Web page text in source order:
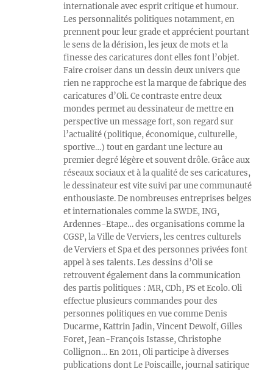
internationale avec esprit critique et humour.
Les personnalités politiques notamment, en
prennent pour leur grade et apprécient pourtant
le sens de la dérision, les jeux de mots et la
finesse des caricatures dont elles font l’objet.
Faire croiser dans un dessin deux univers que
rien ne rapproche est la marque de fabrique des
caricatures d’Oli. Ce contraste entre deux
mondes permet au dessinateur de mettre en
perspective un message fort, son regard sur
l’actualité (politique, économique, culturelle,
sportive…) tout en gardant une lecture au
premier degré légère et souvent drôle. Grâce aux
réseaux sociaux et à la qualité de ses caricatures,
le dessinateur est vite suivi par une communauté
enthousiaste. De nombreuses entreprises belges
et internationales comme la SWDE, ING,
Ardennes-Etape… des organisations comme la
CGSP, la Ville de Verviers, les centres culturels
de Verviers et Spa et des personnes privées font
appel à ses talents. Les dessins d’Oli se
retrouvent également dans la communication
des partis politiques : MR, CDh, PS et Ecolo. Oli
effectue plusieurs commandes pour des
personnes politiques en vue comme Denis
Ducarme, Kattrin Jadin, Vincent Dewolf, Gilles
Foret, Jean-François Istasse, Christophe
Collignon… En 2011, Oli participe à diverses
publications dont Le Poiscaille, journal satirique